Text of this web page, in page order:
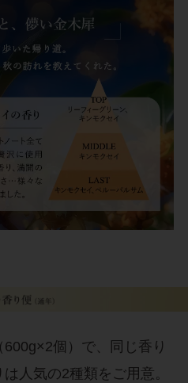
個）で、同じ香り
人気の2種類をご用意。